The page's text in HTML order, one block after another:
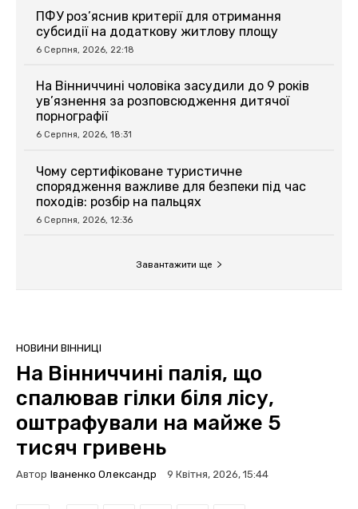
ПФУ роз’яснив критерії для отримання
субсидії на додаткову житлову площу
6 Серпня, 2026, 22:18
На Вінниччині чоловіка засудили до 9 років
ув’язнення за розповсюдження дитячої
порнографії
6 Серпня, 2026, 18:31
Чому сертифіковане туристичне
спорядження важливе для безпеки під час
походів: розбір на пальцях
6 Серпня, 2026, 12:36
Завантажити ще